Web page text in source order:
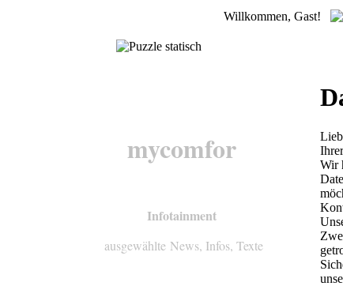
Willkommen, Gast!
mycomfor
Infotainment
ausgewählte News, Infos, Texte
Wir